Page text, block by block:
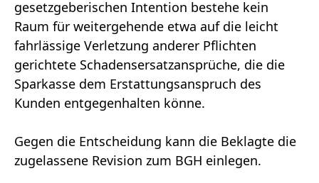
gesetzgeberischen Intention bestehe kein
Raum für weitergehende etwa auf die leicht
fahrlässige Verletzung anderer Pflichten
gerichtete Schadensersatzansprüche, die die
Sparkasse dem Erstattungsanspruch des
Kunden entgegenhalten könne.
Gegen die Entscheidung kann die Beklagte die
zugelassene Revision zum BGH einlegen.